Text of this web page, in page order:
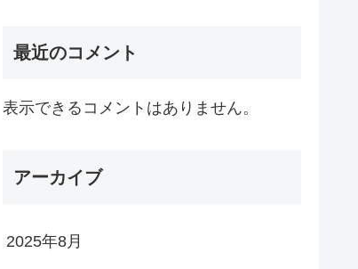
最近のコメント
表示できるコメントはありません。
アーカイブ
2025年8月